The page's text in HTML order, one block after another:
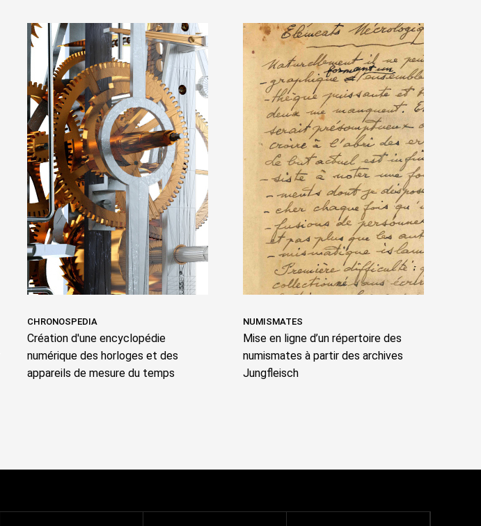
CHRONOSPEDIA
Création d'une encyclopédie
numérique des horloges et des
appareils de mesure du temps
NUMISMATES
Mise en ligne d’un répertoire des
numismates à partir des archives
Jungfleisch